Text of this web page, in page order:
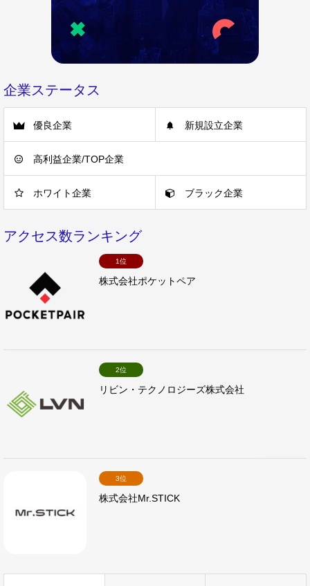
企業ステータス
優良企業 新規設立企業
高利益企業/TOP企業
ホワイト企業 ブラック企業
アクセス数ランキング
1位
株式会社ポケットペア
2位
リビン・テクノロジーズ株式会社
3位
株式会社Mr.STICK